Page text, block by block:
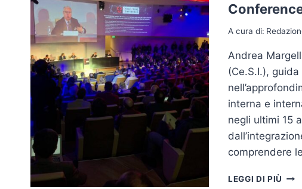
A cura di:
Andrea
(Ce.S.I.),
interna e
negli ultimi 15
comprendere
LEGGI DI PIÙ